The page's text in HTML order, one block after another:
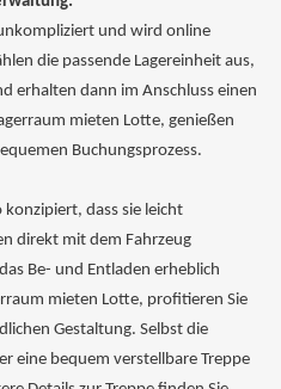
und wird online
die passende Lagereinheit aus,
erhalten dann im Anschluss einen
mieten Lotte, genießen
Buchungsprozess.
konzipiert, dass sie leicht
direkt mit dem Fahrzeug
Be- und Entladen erheblich
mieten Lotte, profitieren Sie
Gestaltung. Selbst die
eine bequem verstellbare Treppe